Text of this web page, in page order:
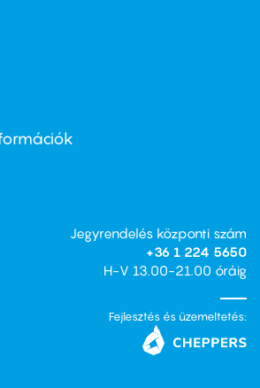
Jegyrendelés központi szám
+36 1 224 5650
H-V 13.00-21.00 óráig
Fejlesztés és üzemeltetés: